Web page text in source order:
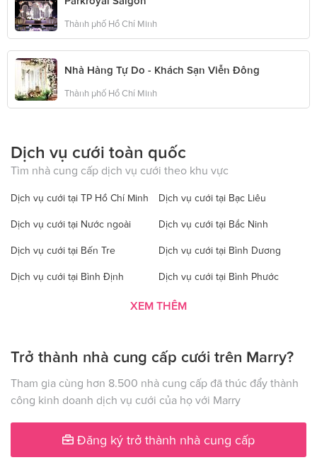
Thành phố Hồ Chí Minh
Nhà Hàng Tự Do - Khách Sạn Viễn Đông
Thành phố Hồ Chí Minh
Dịch vụ cưới toàn quốc
Tìm nhà cung cấp dịch vụ cưới theo khu vực
Dịch vụ cưới tại TP Hồ Chí Minh Dịch vụ cưới tại Bạc Liêu
Dịch vụ cưới tại Nước ngoài Dịch vụ cưới tại Bắc Ninh
Dịch vụ cưới tại Bến Tre Dịch vụ cưới tại Bình Dương
Dịch vụ cưới tại Bình Định Dịch vụ cưới tại Bình Phước
Dịch vụ cưới tại Bình Thuận Dịch vụ cưới tại Cà Mau
Dịch vụ cưới tại Hà Nội Dịch vụ cưới tại Đăk Nông
Dịch vụ cưới tại Điện Biên Dịch vụ cưới tại Đồng Nai
Dịch vụ cưới tại Đồng Tháp Dịch vụ cưới tại Gia Lai
Dịch vụ cưới tại Hà Giang Dịch vụ cưới tại Hà Nam
XEM THÊM
Trở thành nhà cung cấp cưới trên Marry?
Tham gia cùng hơn 8.500 nhà cung cấp đã thúc đẩy thành
công kinh doanh dịch vụ cưới của họ với Marry
Đăng ký trở thành nhà cung cấp